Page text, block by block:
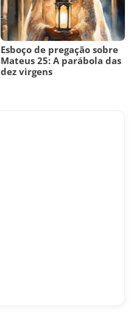
Esboço de pregação sobre
Mateus 25: A parábola das
dez virgens